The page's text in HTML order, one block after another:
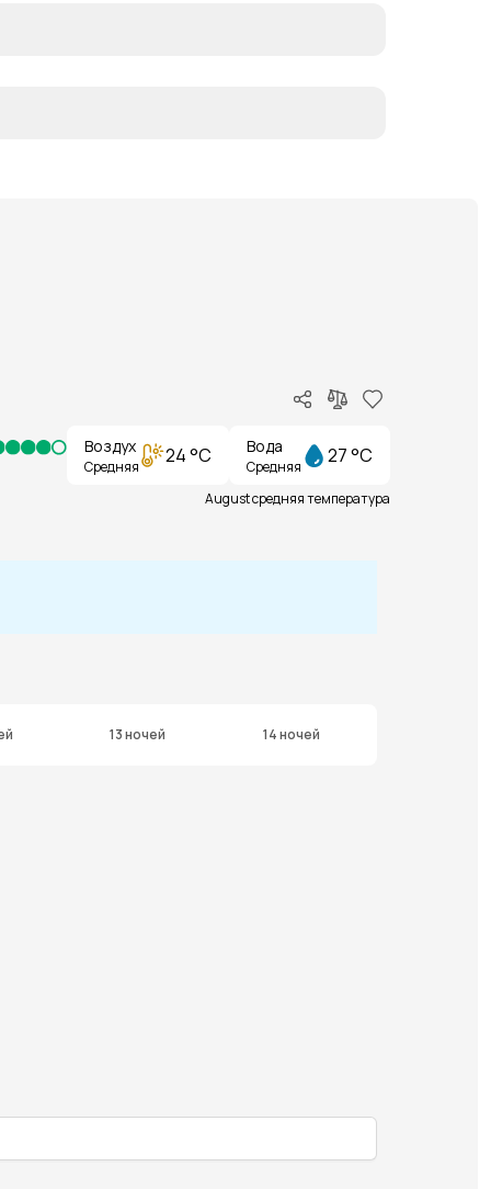
Воздух
Средняя 24 °C Вода
Средняя 27 °C
August средняя температура
13 ночей 14 ночей